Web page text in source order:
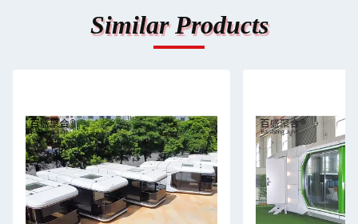
Similar Products